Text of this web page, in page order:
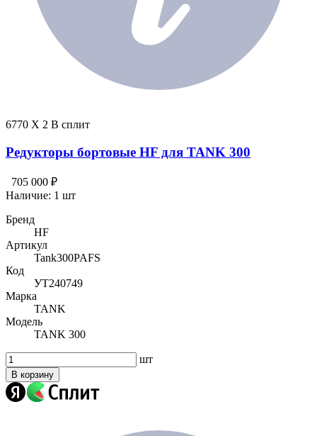
6770 X 2 В сплит
Редукторы бортовые HF для TANK 300
705 000 ₽
Наличие: 1 шт
Бренд
HF
Артикул
Tank300PAFS
Код
УТ240749
Марка
TANK
Модель
TANK 300
шт
В корзину